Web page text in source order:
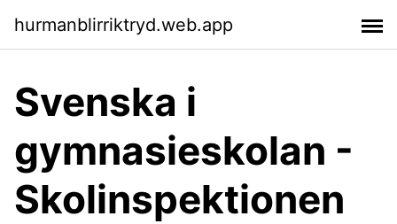
hurmanblirriktryd.web.app
Svenska i
gymnasieskolan -
Skolinspektionen